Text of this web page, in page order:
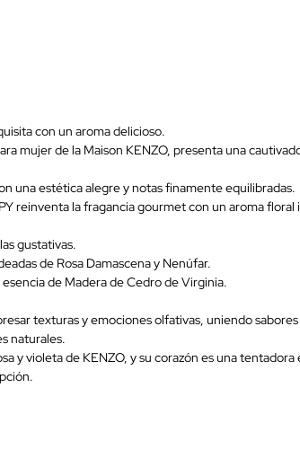
con un aroma delicioso.
mujer de la Maison KENZO, presenta una
una estética alegre y notas finamente equilibradas.
reinventa la fragancia gourmet con un aroma
gustativas.
de Rosa Damascena y Nenúfar.
de Madera de Cedro de Virginia.
texturas y emociones olfativas, uniendo
naturales.
y violeta de KENZO, y su corazón es una